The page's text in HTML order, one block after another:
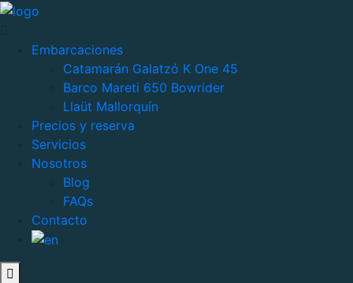
Embarcaciones
Catamarán Galatzó K One 45
Barco Mareti 650 Bowrider
Llaüt Mallorquín
Precios y reserva
Servicios
Nosotros
Blog
FAQs
Contacto